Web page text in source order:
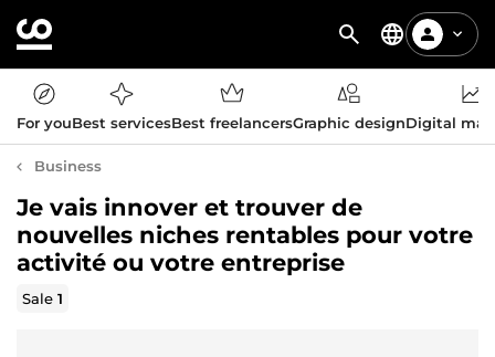
For youBest servicesBest freelancersGraphic designDigital
Business
Je vais innover et trouver de
nouvelles niches rentables pour votre
activité ou votre entreprise
Sale1